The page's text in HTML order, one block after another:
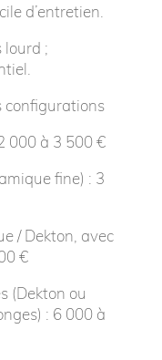
d’entretien.
lourd ;
configurations
000 à 3 500 €
fine) : 3
/ Dekton, avec
€
(Dekton ou
: 6 000 à